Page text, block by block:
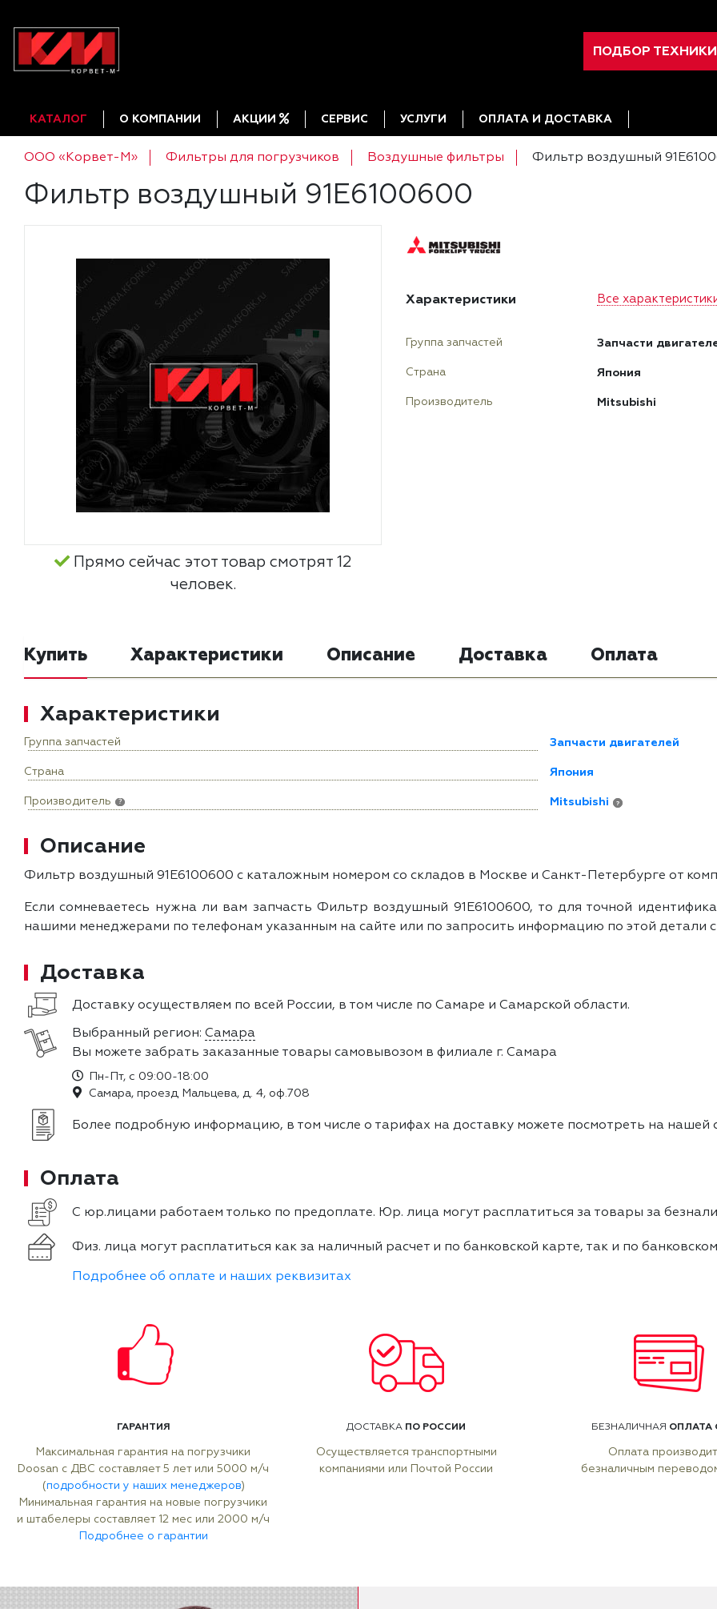
ПОДБОР ТЕХНИКИ
КАТАЛОГ О КОМПАНИИ АКЦИИ СЕРВИС УСЛУГИ ОПЛАТА И ДОСТАВКА
ООО «Корвет-М» Фильтры для погрузчиков Воздушные фильтры Фильтр воздушный
Фильтр воздушный 91E6100600
Прямо сейчас этот товар смотрят 12
человек.
Характеристики Все
Группа запчастей Запчасти
Страна Япония
Производитель Mitsubishi
Купить Характеристики Описание Доставка Оплата
Характеристики
Группа запчастей Запчасти двигателей
Страна Япония
Производитель ? Mitsubishi ?
Описание
Фильтр воздушный 91E6100600 с каталожным номером со складов в Москве и Санкт-Петербурге от
Если сомневаетесь нужна ли вам запчасть Фильтр воздушный 91E6100600, то для точной
нашими менеджерами по телефонам указанным на сайте или по запросить информацию по этой детали
Доставка
Доставку осуществляем по всей России, в том числе по Самаре и Самарской области.
Выбранный регион: Самара
Вы можете забрать заказанные товары самовывозом в филиале г. Самара
Пн-Пт, с 09:00-18:00
Самара, проезд Мальцева, д. 4, оф.708
Более подробную информацию, в том числе о тарифах на доставку можете посмотреть на нашей
Оплата
С юр.лицами работаем только по предоплате. Юр. лица могут расплатиться за товары за
Физ. лица могут расплатиться как за наличный расчет и по банковской карте, так и по
Подробнее об оплате и наших реквизитах
ГАРАНТИЯ
Максимальная гарантия на погрузчики
Doosan с ДВС составляет 5 лет или 5000 м/ч
(подробности у наших менеджеров)
Минимальная гарантия на новые погрузчики
и штабелеры составляет 12 мес или 2000 м/ч
Подробнее о гарантии
ДОСТАВКА ПО РОССИИ
Осуществляется транспортными
компаниями или Почтой России
БЕЗНАЛИЧНАЯ ОПЛАТА
Оплата
безналичным